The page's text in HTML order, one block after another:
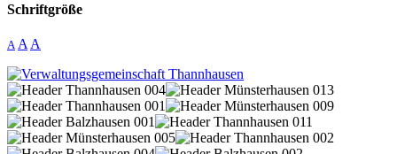
Schriftgröße
A A A